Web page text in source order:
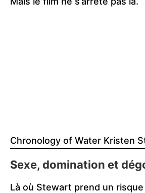
Chronology of Water Kristen
Sexe, domination et
Là où Stewart prend un risque